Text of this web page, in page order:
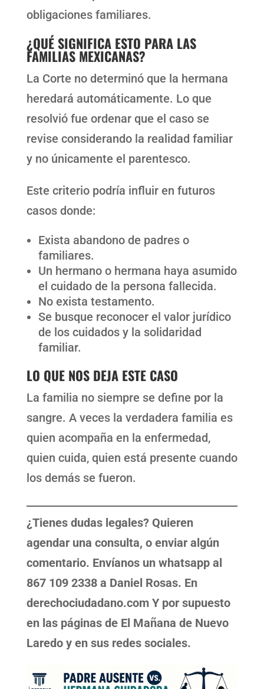
obligaciones familiares.
¿QUÉ SIGNIFICA ESTO PARA LAS
FAMILIAS MEXICANAS?
La Corte no determinó que la hermana
heredará automáticamente. Lo que
resolvió fue ordenar que el caso se
revise considerando la realidad familiar
y no únicamente el parentesco.
Este criterio podría influir en futuros
casos donde:
Exista abandono de padres o
familiares.
Un hermano o hermana haya asumido
el cuidado de la persona fallecida.
No exista testamento.
Se busque reconocer el valor jurídico
de los cuidados y la solidaridad
familiar.
LO QUE NOS DEJA ESTE CASO
La familia no siempre se define por la
sangre. A veces la verdadera familia es
quien acompaña en la enfermedad,
quien cuida, quien está presente cuando
los demás se fueron.
¿Tienes dudas legales? Quieren
agendar una consulta, o enviar algún
comentario. Envíanos un whatsapp al
867 109 2338 a Daniel Rosas. En
derechociudadano.com Y por supuesto
en las páginas de El Mañana de Nuevo
Laredo y en sus redes sociales.